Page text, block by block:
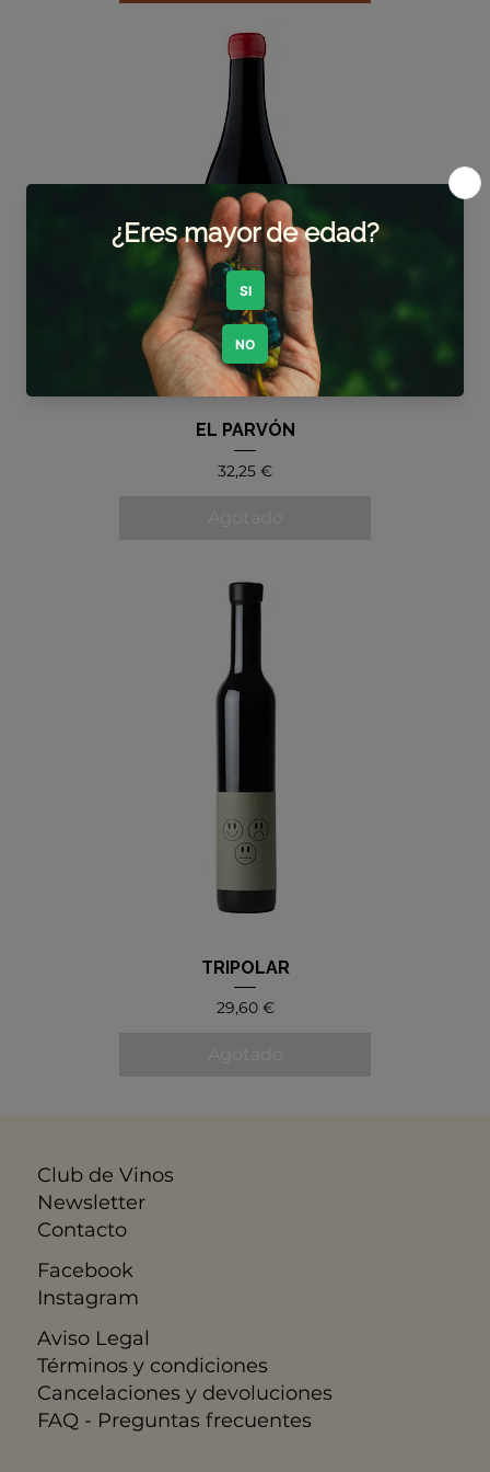
Club de Vinos
Newsletter
Contacto
Facebook
Instagram
Aviso Legal
​Términos y condiciones
Cancelaciones y devoluciones
FAQ - Preguntas frecuentes
EL PARVÓN
Precio
32,25 €
TRIPOLAR
Precio
29,60 €